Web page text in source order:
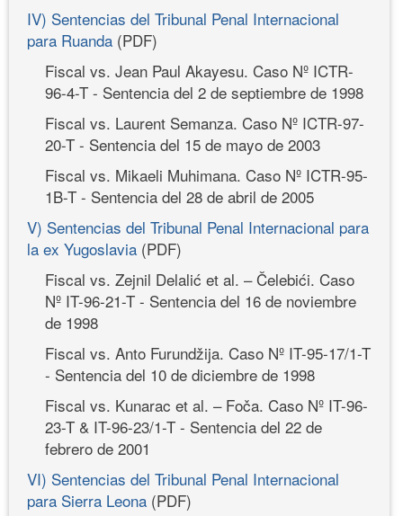
IV) Sentencias del Tribunal Penal Internacional
para Ruanda (PDF)
Fiscal vs. Jean Paul Akayesu. Caso Nº ICTR-
96-4-T - Sentencia del 2 de septiembre de 1998
Fiscal vs. Laurent Semanza. Caso Nº ICTR-97-
20-T - Sentencia del 15 de mayo de 2003
Fiscal vs. Mikaeli Muhimana. Caso Nº ICTR-95-
1B-T - Sentencia del 28 de abril de 2005
V) Sentencias del Tribunal Penal Internacional para
la ex Yugoslavia (PDF)
Fiscal vs. Zejnil Delalić et al. – Čelebići. Caso
Nº IT-96-21-T - Sentencia del 16 de noviembre
de 1998
Fiscal vs. Anto Furundžija. Caso Nº IT-95-17/1-T
- Sentencia del 10 de diciembre de 1998
Fiscal vs. Kunarac et al. – Foča. Caso Nº IT-96-
23-T & IT-96-23/1-T - Sentencia del 22 de
febrero de 2001
VI) Sentencias del Tribunal Penal Internacional
para Sierra Leona (PDF)